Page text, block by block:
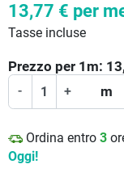
13,77 € per
Tasse incluse
Prezzo per 1 m:
- + m
Ordina entro 3
Oggi!